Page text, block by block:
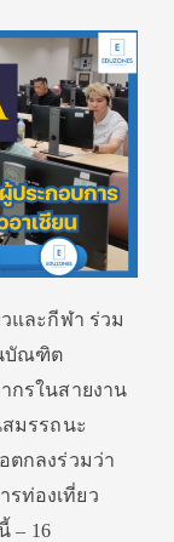
และกีฬา ร่วม
บัณฑิต
กรในสายงาน
สมรรถนะ
ตกลงร่วมว่า
ท่องเที่ยว
– 16